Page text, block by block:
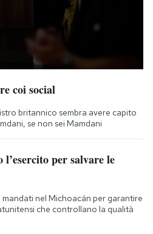
coi social
britannico sembra avere capito
se non sei Mamdani
per salvare le
nel Michoacán per garantire
che controllano la qualità